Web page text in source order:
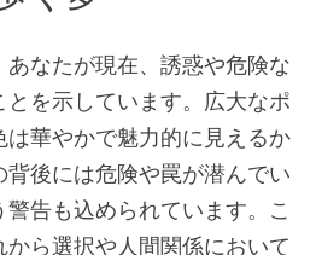
なたが現在、誘惑や危険な
を示しています。広大なポ
は華やかで魅力的に見えるか
背後には危険や罠が潜んでい
告も込められています。こ
ら選択や人間関係において